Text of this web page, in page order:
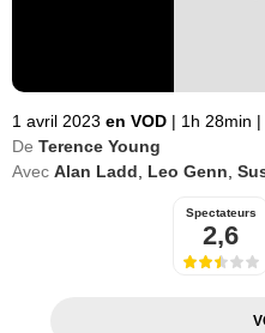
1 avril 2023 en VOD | 1h 28min |
De Terence Young
Avec Alan Ladd Leo Genn
Spectateurs
2,6